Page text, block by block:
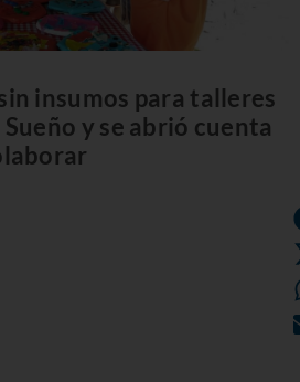
insumos para talleres
y se abrió cuenta